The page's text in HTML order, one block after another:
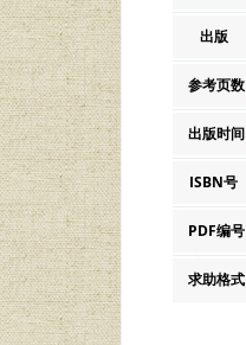
出版
参考页数
出版时间
ISBN号
PDF编号
求助格式